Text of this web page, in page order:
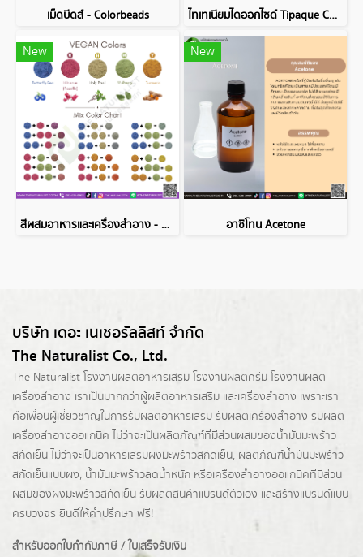
เม็ดบีดส์ - Colorbeads ไทเทเนียมไดออกไซด์ Tipaque CR50
New
สีผสมอาหารและเครื่องสำอาง - VEGAN Colors
New
อาซิโทน Acetone
บริษัท เดอะ เนเชอรัลลิสท์ จำกัด
The Naturalist Co., Ltd.
The Naturalist โรงงานผลิตอาหารเสริม โรงงานผลิตครีม โรงงานผลิต
เครื่องสำอาง เราเป็นมากกว่าผู้ผลิตอาหารเสริม และเครื่องสำอาง เพราะเรา
คือเพื่อนผู้เชี่ยวชาญในการรับผลิตอาหารเสริม รับผลิตเครื่องสำอาง รับผลิต
เครื่องสำอางออแกนิค ไม่ว่าจะเป็นผลิตภัณฑ์ที่มีส่วนผสมของน้ำมันมะพร้าว
สกัดเย็น ไม่ว่าจะเป็นอาหารเสริมผงมะพร้าวสกัดเย็น, ผลิตภัณฑ์น้ำมันมะพร้าว
สกัดเย็นแบบผง, น้ำมันมะพร้าวลดน้ำหนัก หรือเครื่องสำอางออแกนิคที่มีส่วน
ผสมของผงมะพร้าวสกัดเย็น รับผลิตสินค้าแบรนด์ตัวเอง และสร้างแบรนด์แบบ
ครบวงจร ยินดีให้คำปรึกษา ฟรี!
สำหรับออกใบกำกับภาษี / ใบเสร็จรับเงิน